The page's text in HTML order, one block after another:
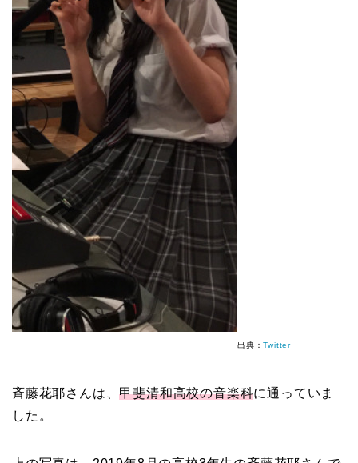
出典：Twitter
斉藤花耶さんは、甲斐清和高校の音楽科に通っていま
した。